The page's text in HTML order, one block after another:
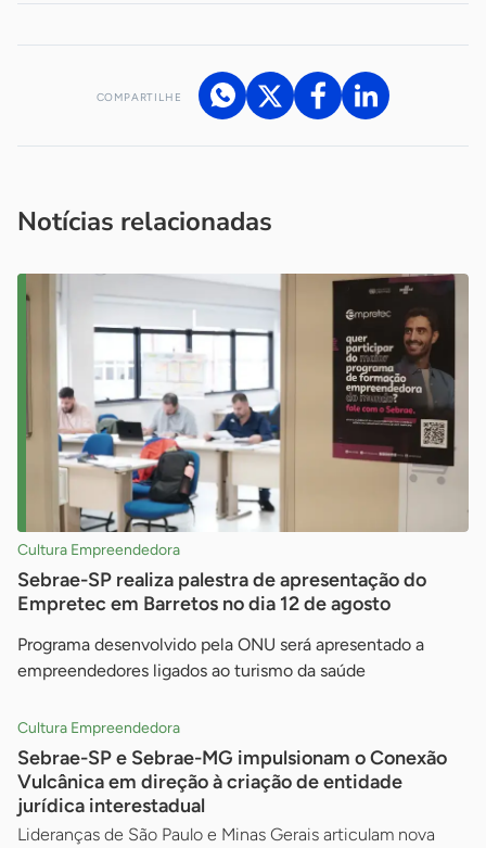
COMPARTILHE
Notícias relacionadas
Cultura Empreendedora
Sebrae-SP realiza palestra de apresentação do
Empretec em Barretos no dia 12 de agosto
Programa desenvolvido pela ONU será apresentado a
empreendedores ligados ao turismo da saúde
Cultura Empreendedora
Sebrae-SP e Sebrae-MG impulsionam o Conexão
Vulcânica em direção à criação de entidade
jurídica interestadual
Lideranças de São Paulo e Minas Gerais articulam nova